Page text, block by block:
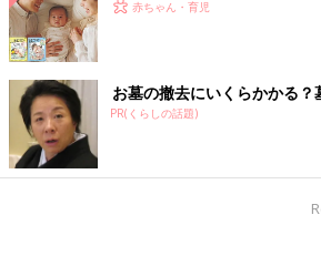
赤ちゃん・育児
お墓の撤去にいくらかかる？
PR(くらしの話題)